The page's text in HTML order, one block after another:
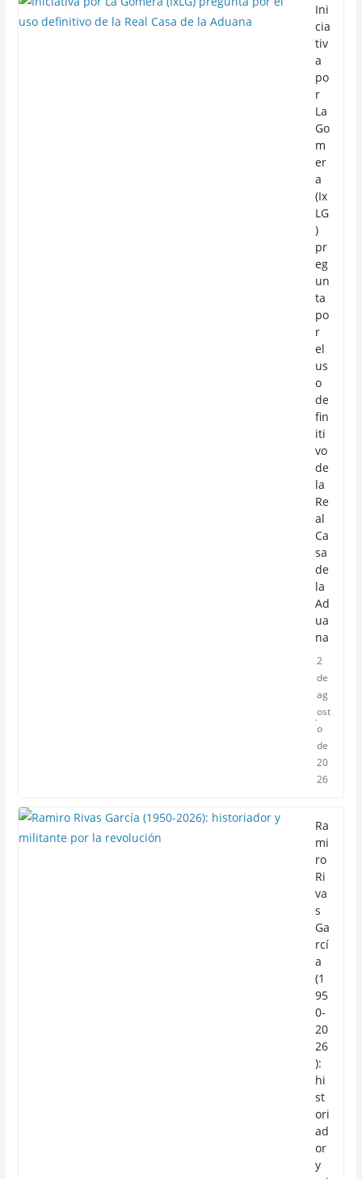
Ini
cia
tiv
a
po
r
La
Go
m
er
a
(Ix
LG
)
pr
eg
un
ta
po
r
el
us
o
de
fin
iti
vo
de
la
Re
al
Ca
sa
de
la
Ad
ua
na
2
de
ag
ost
o
de
20
26
Ra
mi
ro
Ri
va
s
Ga
rcí
a
(1
95
0-
20
26
):
hi
st
ori
ad
or
y